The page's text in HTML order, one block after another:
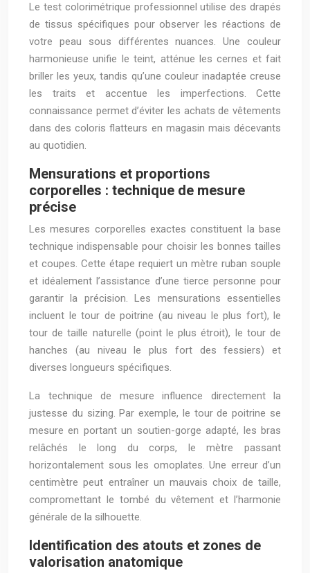
Le test colorimétrique professionnel utilise des drapés
de tissus spécifiques pour observer les réactions de
votre peau sous différentes nuances. Une couleur
harmonieuse unifie le teint, atténue les cernes et fait
briller les yeux, tandis qu’une couleur inadaptée creuse
les traits et accentue les imperfections. Cette
connaissance permet d’éviter les achats de vêtements
dans des coloris flatteurs en magasin mais décevants
au quotidien.
Mensurations et proportions
corporelles : technique de mesure
précise
Les mesures corporelles exactes constituent la base
technique indispensable pour choisir les bonnes tailles
et coupes. Cette étape requiert un mètre ruban souple
et idéalement l’assistance d’une tierce personne pour
garantir la précision. Les mensurations essentielles
incluent le tour de poitrine (au niveau le plus fort), le
tour de taille naturelle (point le plus étroit), le tour de
hanches (au niveau le plus fort des fessiers) et
diverses longueurs spécifiques.
La technique de mesure influence directement la
justesse du sizing. Par exemple, le tour de poitrine se
mesure en portant un soutien-gorge adapté, les bras
relâchés le long du corps, le mètre passant
horizontalement sous les omoplates. Une erreur d’un
centimètre peut entraîner un mauvais choix de taille,
compromettant le tombé du vêtement et l’harmonie
générale de la silhouette.
Identification des atouts et zones de
valorisation anatomique